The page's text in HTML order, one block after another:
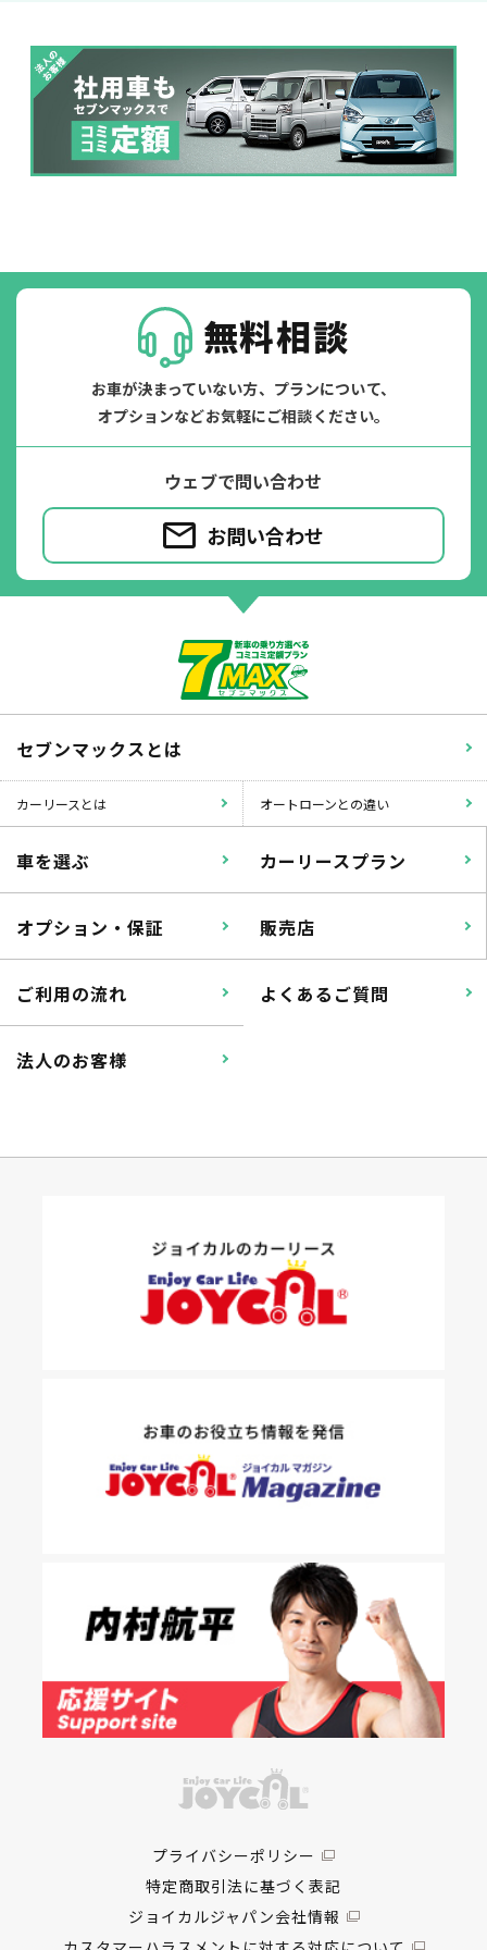
無料相談
お車が決まっていない方、プランについて、
オプションなどお気軽にご相談ください。
ウェブで問い合わせ
お問い合わせ
セブンマックスとは
カーリースとは オートローンとの違い
車を選ぶ カーリースプラン
オプション・保証 販売店
ご利用の流れ よくあるご質問
法人のお客様
プライバシーポリシー
特定商取引法に基づく表記
ジョイカルジャパン会社情報